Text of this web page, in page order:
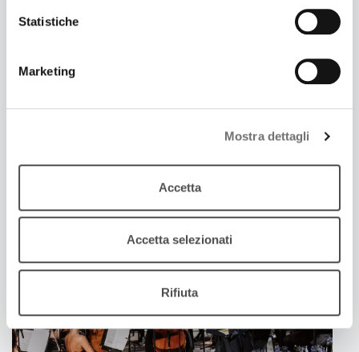
Statistiche
Marketing
Mostra dettagli
Accetta
Accetta selezionati
Rifiuta
19 Febbraio 2026
Guida all’ascolto con Bernardo Lo Sterzo e Diego
Tripodi